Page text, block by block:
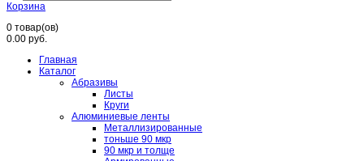
Корзина
0 товар(ов)
0.00 руб.
Главная
Каталог
Абразивы
Листы
Круги
Алюминиевые ленты
Металлизированные
тоньше 90 мкр
90 мкр и толще